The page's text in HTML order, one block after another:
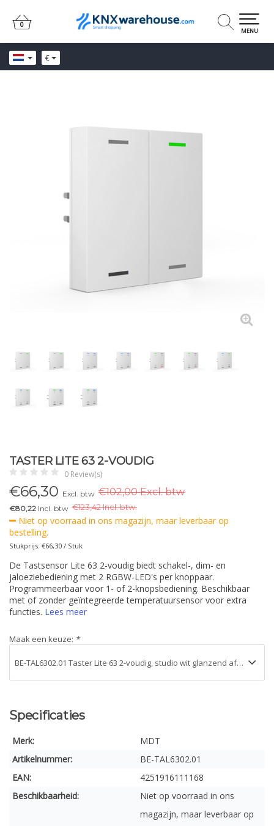
€
0
0
MENU
TASTER LITE 63 2-VOUDIG
0 Review(s)
€66,30 Excl. btw €102,00 Excl. btw
€80,22 Incl. btw €123,42 Incl. btw.
Niet op voorraad in ons magazijn, maar leverbaar op
bestelling.
Stukprijs: €66,30 / Stuk
De Tastsensor Lite 63 2-voudig biedt schakel-, dim- en
jaloeziebediening met 2 RGBW-LED's per knoppaar.
Programmeerbaar voor 1- of 2-knopsbediening. Beschikbaar
met of zonder geïntegreerde temperatuursensor voor extra
functies. Lees meer
Maak een keuze: *
Specificaties
Merk:
MDT
Artikelnummer:
BE-TAL6302.01
EAN:
4251916111168
Beschikbaarheid:
Niet op voorraad in ons
magazijn, maar leverbaar op